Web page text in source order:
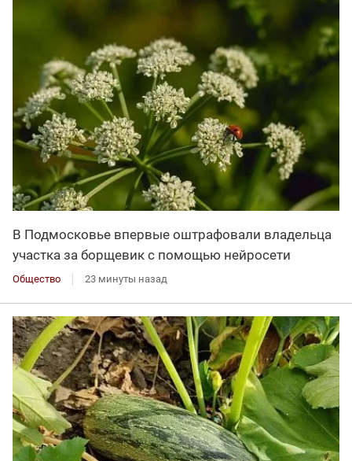
В Подмосковье впервые оштрафовали владельца
участка за борщевик с помощью нейросети
Общество 23 минуты назад